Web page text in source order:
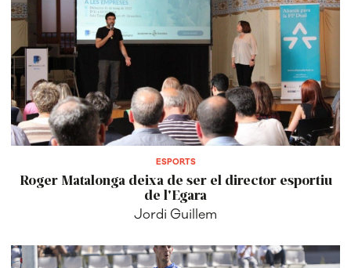
ESPORTS
Roger Matalonga deixa de ser el director esportiu
de l'Egara
Jordi Guillem